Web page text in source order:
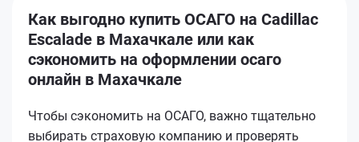
Как выгодно купить ОСАГО на Cadillac
Escalade в Махачкале или как
сэкономить на оформлении осаго
онлайн в Махачкале
Чтобы сэкономить на ОСАГО, важно тщательно
выбирать страховую компанию и проверять